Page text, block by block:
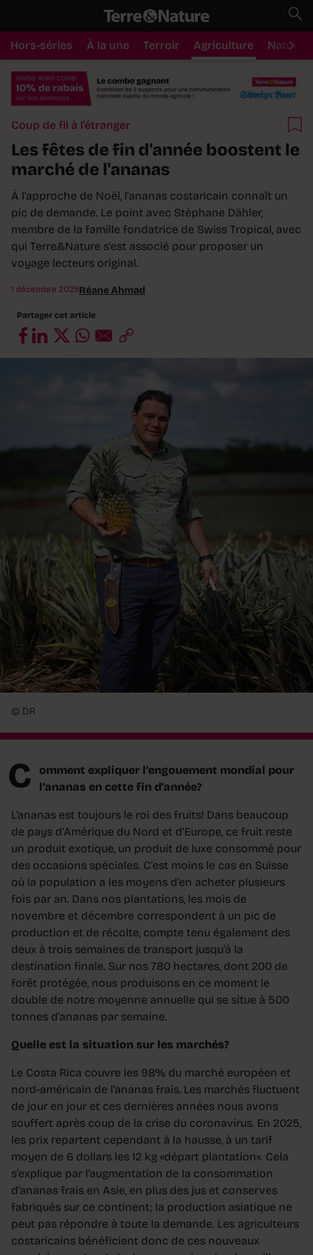
Hors-séries À la une Terroir Agriculture Nature
Coup de fil à l’étranger
Les fêtes de fin d'année boostent le
marché de l'ananas
À l'approche de Noël, l'ananas costaricain connaît un
pic de demande. Le point avec Stéphane Dähler,
membre de la famille fondatrice de Swiss Tropical, avec
qui Terre&Nature s'est associé pour proposer un
voyage lecteurs original.
1 décembre 2025Réane Ahmad
Partager cet article
© DR
C
omment expliquer l’engouement mondial pour
l’ananas en cette fin d’année?
L’ananas est toujours le roi des fruits! Dans beaucoup
de pays d’Amérique du Nord et d’Europe, ce fruit reste
un produit exotique, un produit de luxe consommé pour
des occasions spéciales. C’est moins le cas en Suisse
où la population a les moyens d’en acheter plusieurs
fois par an. Dans nos plantations, les mois de
novembre et décembre correspondent à un pic de
production et de récolte, compte tenu également des
deux à trois semaines de transport jusqu’à la
destination finale. Sur nos 780 hectares, dont 200 de
forêt protégée, nous produisons en ce moment le
double de notre moyenne annuelle qui se situe à 500
tonnes d’ananas par semaine.
Quelle est la situation sur les marchés?
Le Costa Rica couvre les 98% du marché européen et
nord-américain de l’ananas frais. Les marchés fluctuent
de jour en jour et ces dernières années nous avons
souffert après coup de la crise du coronavirus. En 2025,
les prix repartent cependant à la hausse, à un tarif
moyen de 6 dollars les 12 kg «départ plantation». Cela
s’explique par l’augmentation de la consommation
d’ananas frais en Asie, en plus des jus et conserves
fabriqués sur ce continent; la production asiatique ne
peut pas répondre à toute la demande. Les agriculteurs
costaricains bénéficient donc de ces nouveaux